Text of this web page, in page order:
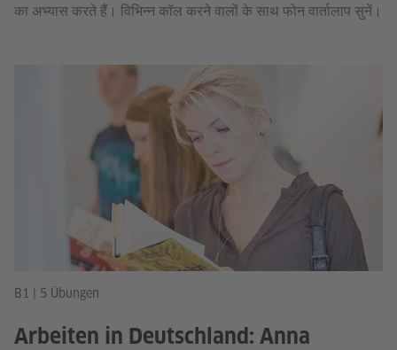
का अभ्यास करते हैं। विभिन्न कॉल करने वालों के साथ फोन वार्तालाप सुनें।
B1 | 5 Übungen
Arbeiten in Deutschland: Anna